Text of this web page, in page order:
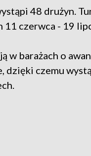
48 drużyn.
11 czerwca - 19
w barażach o
dzięki czemu